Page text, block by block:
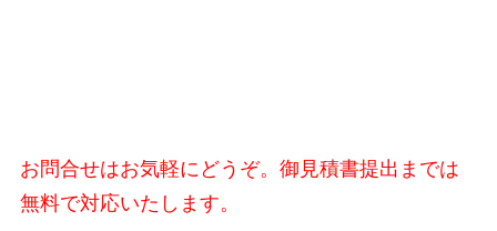
お問合せはお気軽にどうぞ。御見積書提出までは
無料で対応いたします。